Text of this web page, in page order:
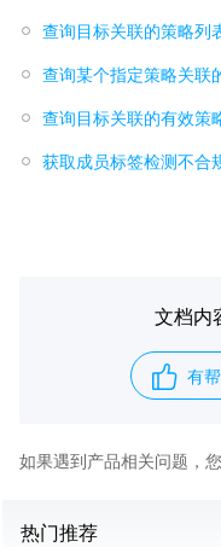
查询目标关联的策略列
查询某个指定策略关联
查询目标关联的有效策
获取成员标签检测不合
文档内
有
如果遇到产品相关问题，
热门推荐